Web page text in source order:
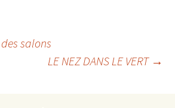
salons
LE NEZ DANS LE VERT →